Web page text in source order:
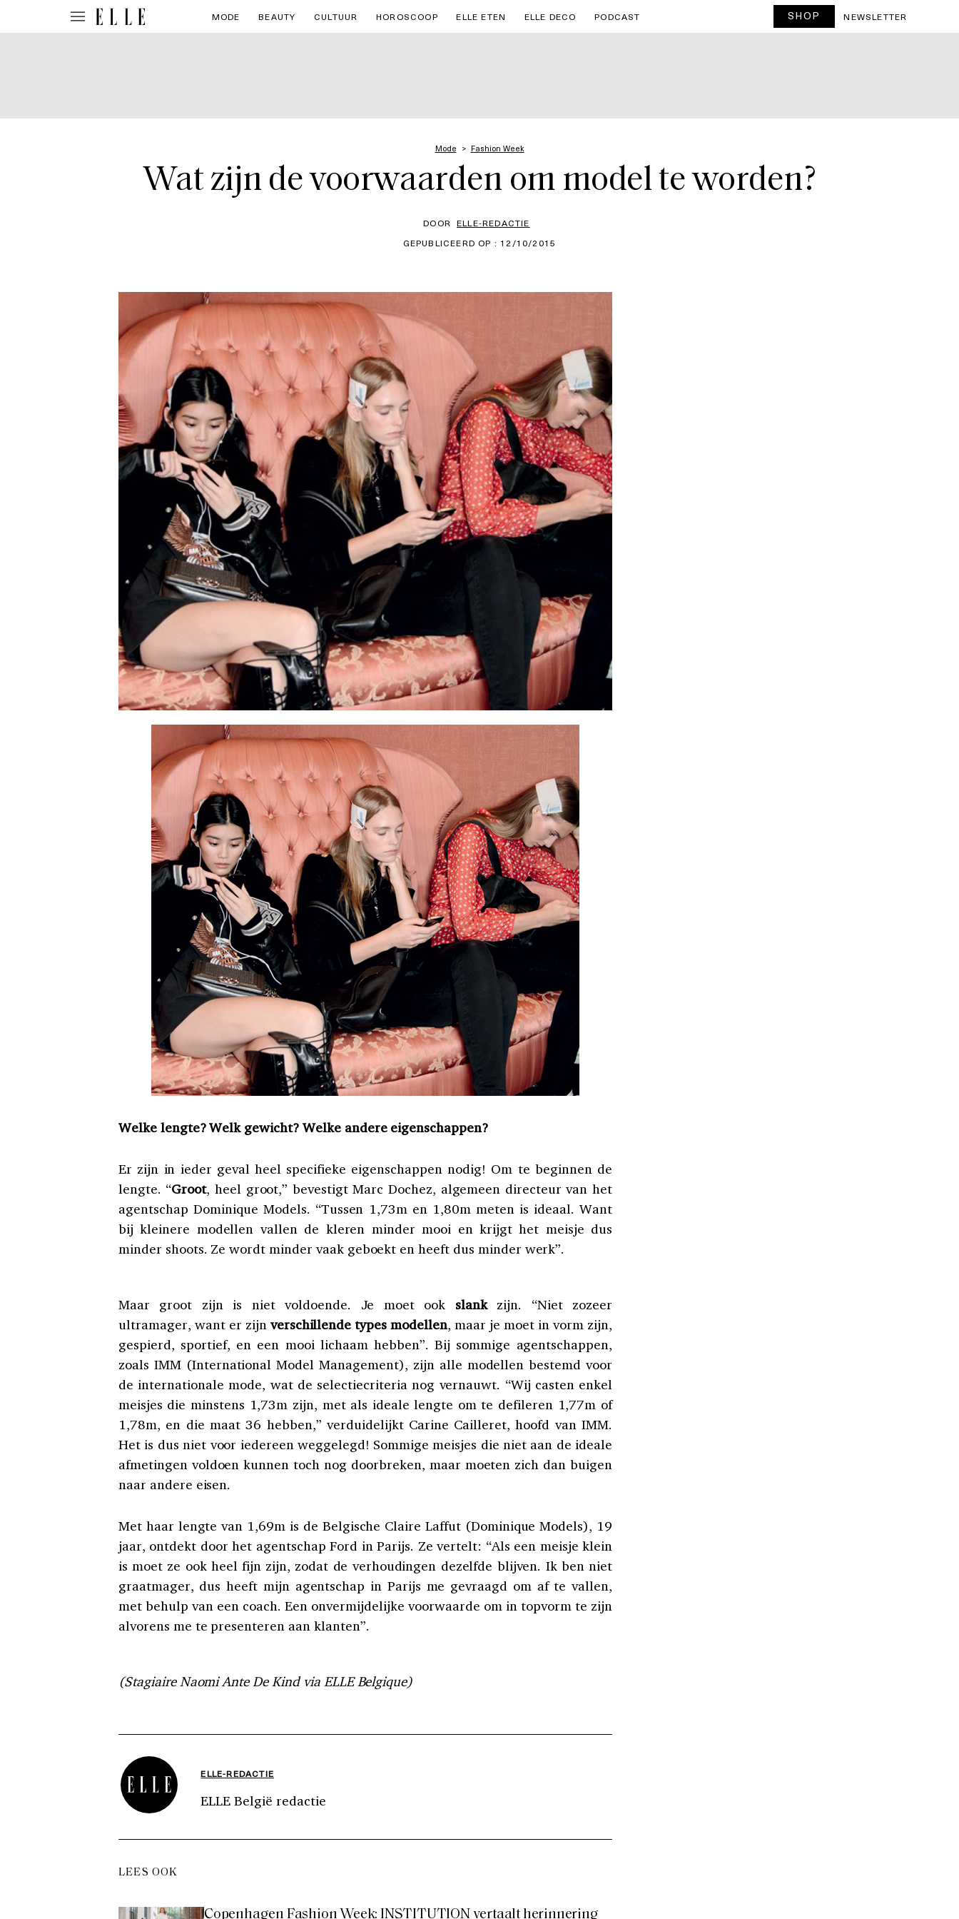
MODE BEAUTY CULTUUR HOROSCOOP ELLE ETEN ELLE DECO PODCAST SHOP NEWSLETTER
Mode Fashion Week
Wat zijn de voorwaarden om model te worden?
DOOR ELLE-REDACTIE
GEPUBLICEERD OP : 12/10/2015
Welke lengte? Welk gewicht? Welke andere eigenschappen?
Er zijn in ieder geval heel specifieke eigenschappen nodig! Om te beginnen de
lengte. “Groot, heel groot,” bevestigt Marc Dochez, algemeen directeur van het
agentschap Dominique Models. “Tussen 1,73m en 1,80m meten is ideaal. Want
bij kleinere modellen vallen de kleren minder mooi en krijgt het meisje dus
minder shoots. Ze wordt minder vaak geboekt en heeft dus minder werk”.
Maar groot zijn is niet voldoende. Je moet ook slankzijn. “Niet zozeer
ultramager, want er zijn verschillende types modellen, maar je moet in vorm zijn,
gespierd, sportief, en een mooi lichaam hebben”. Bij sommige agentschappen,
zoals IMM (International Model Management), zijn alle modellen bestemd voor
de internationale mode, wat de selectiecriteria nog vernauwt. “Wij casten enkel
meisjes die minstens 1,73m zijn, met als ideale lengte om te defileren 1,77m of
1,78m, en die maat 36 hebben,” verduidelijkt Carine Cailleret, hoofd van IMM.
Het is dus niet voor iedereen weggelegd! Sommige meisjes die niet aan de ideale
afmetingen voldoen kunnen toch nog doorbreken, maar moeten zich dan buigen
naar andere eisen.
Met haar lengte van 1,69m is de Belgische Claire Laffut (Dominique Models), 19
jaar, ontdekt door het agentschap Ford in Parijs. Ze vertelt: “Als een meisje klein
is moet ze ook heel fijn zijn, zodat de verhoudingen dezelfde blijven. Ik ben niet
graatmager, dus heeft mijn agentschap in Parijs me gevraagd om af te vallen,
met behulp van een coach. Een onvermijdelijke voorwaarde om in topvorm te zijn
alvorens me te presenteren aan klanten”.
(Stagiaire Naomi Ante De Kind via ELLE Belgique)
ELLE-REDACTIE
ELLE België redactie
LEES OOK
Copenhagen Fashion Week: INSTITUTION vertaalt herinnering